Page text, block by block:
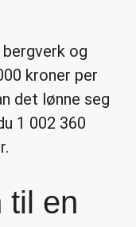
og
kroner per
det lønne seg
1 002 360
til en